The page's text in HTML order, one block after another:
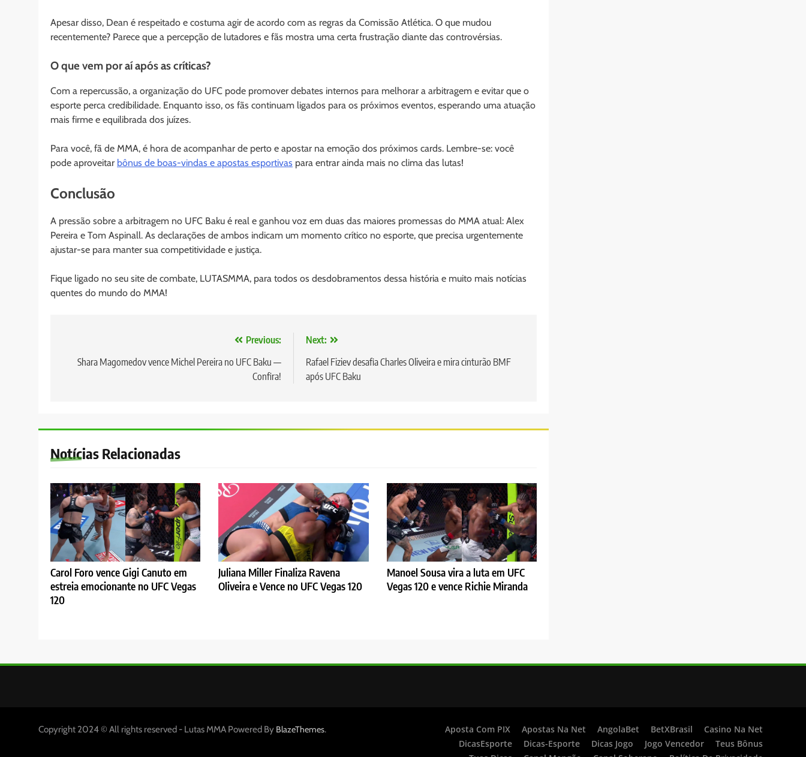
Apesar disso, Dean é respeitado e costuma agir de acordo com as regras da Comissão Atlética. O que mudou
recentemente? Parece que a percepção de lutadores e fãs mostra uma certa frustração diante das controvérsias.
O que vem por aí após as críticas?
Com a repercussão, a organização do UFC pode promover debates internos para melhorar a arbitragem e evitar que o
esporte perca credibilidade. Enquanto isso, os fãs continuam ligados para os próximos eventos, esperando uma atuação
mais firme e equilibrada dos juízes.
Para você, fã de MMA, é hora de acompanhar de perto e apostar na emoção dos próximos cards. Lembre-se: você
pode aproveitar bônus de boas-vindas e apostas esportivas para entrar ainda mais no clima das lutas!
Conclusão
A pressão sobre a arbitragem no UFC Baku é real e ganhou voz em duas das maiores promessas do MMA atual: Alex
Pereira e Tom Aspinall. As declarações de ambos indicam um momento crítico no esporte, que precisa urgentemente
ajustar-se para manter sua competitividade e justiça.
Fique ligado no seu site de combate, LUTASMMA, para todos os desdobramentos dessa história e muito mais notícias
quentes do mundo do MMA!
Previous:
Shara Magomedov vence Michel Pereira no UFC Baku —
Confira!
Next:
Rafael Fiziev desafia Charles Oliveira e mira cinturão BMF
após UFC Baku
Notícias Relacionadas
Carol Foro vence Gigi Canuto em
estreia emocionante no UFC Vegas
120
Juliana Miller Finaliza Ravena
Oliveira e Vence no UFC Vegas 120
Manoel Sousa vira a luta em UFC
Vegas 120 e vence Richie Miranda
Copyright 2024 © All rights reserved - Lutas MMA Powered By BlazeThemes. Aposta Com PIX Apostas Na Net AngolaBet BetXBrasil
Casino Na Net
DicasEsporte
Dicas-Esporte Dicas Jogo Jogo Vencedor
Teus Bônus